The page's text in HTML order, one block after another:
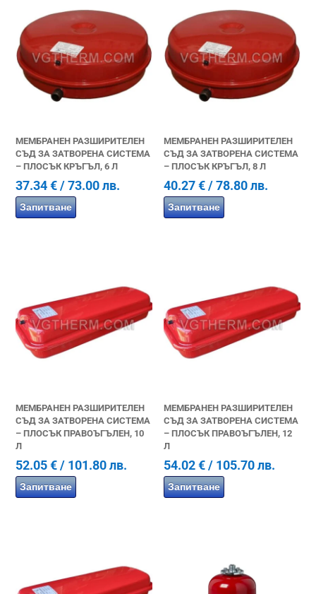
МЕМБРАНЕН РАЗШИРИТЕЛЕН
СЪД ЗА ЗАТВОРЕНА СИСТЕМА
– ПЛОСЪК КРЪГЪЛ, 6 Л
37.34€ / 73.00 лв.
Запитване
МЕМБРАНЕН РАЗШИРИТЕЛЕН
СЪД ЗА ЗАТВОРЕНА СИСТЕМА
– ПЛОСЪК КРЪГЪЛ, 8 Л
40.27€/ 78.80 лв.
Запитване
МЕМБРАНЕН РАЗШИРИТЕЛЕН
СЪД ЗА ЗАТВОРЕНА СИСТЕМА
– ПЛОСЪК ПРАВОЪГЪЛЕН, 10
Л
52.05€ / 101.80 лв.
Запитване
МЕМБРАНЕН РАЗШИРИТЕЛЕН
СЪД ЗА ЗАТВОРЕНА СИСТЕМА
– ПЛОСЪК ПРАВОЪГЪЛЕН, 12
Л
54.02€/ 105.70 лв.
Запитване